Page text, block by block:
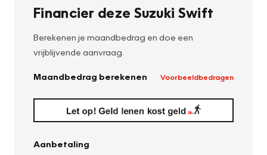
Financier deze Suzuki Swift
Berekenen je maandbedrag en doe een
vrijblijvende aanvraag.
Maandbedrag berekenen Voorbeeldbedragen
Aanbetaling